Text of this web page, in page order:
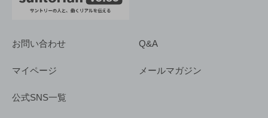
お問い合わせ Q&A
マイページ メールマガジン
公式SNS一覧